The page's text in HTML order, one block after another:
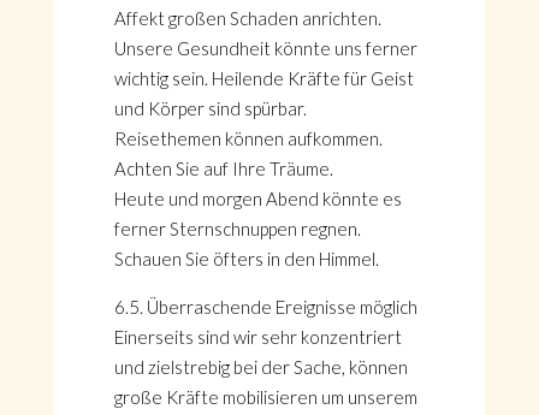
Affekt großen Schaden anrichten.
Unsere Gesundheit könnte uns ferner
wichtig sein. Heilende Kräfte für Geist
und Körper sind spürbar.
Reisethemen können aufkommen.
Achten Sie auf Ihre Träume.
Heute und morgen Abend könnte es
ferner Sternschnuppen regnen.
Schauen Sie öfters in den Himmel.
6.5. Überraschende Ereignisse möglich
Einerseits sind wir sehr konzentriert
und zielstrebig bei der Sache, können
große Kräfte mobilisieren um unserem